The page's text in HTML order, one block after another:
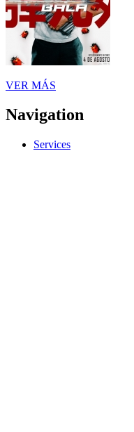
VER MÁS
Navigation
Services